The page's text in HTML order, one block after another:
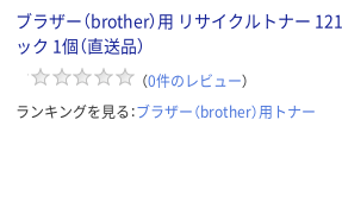
ブラザー（brother）用 リサイクルトナー
ック 1個（直送品）
（0件のレビュー）
ランキングを見る：ブラザー（brother）用トナー